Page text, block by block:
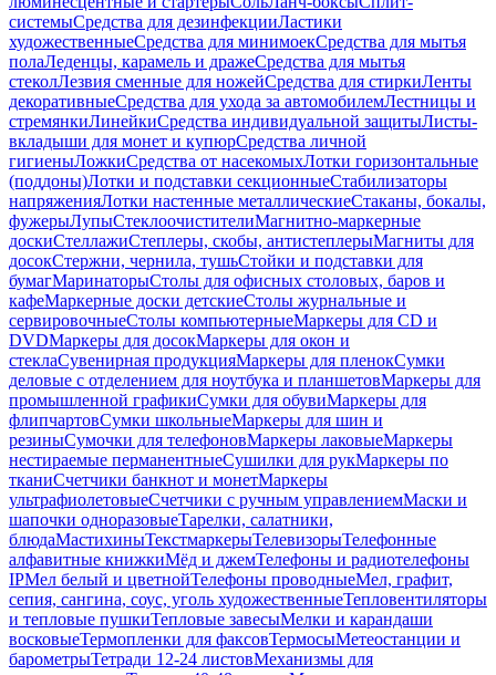
системыСредства для дезинфекцииЛастики
художественныеСредства для минимоекСредства для мытья
полаЛеденцы, карамель и дражеСредства для мытья
стеколЛезвия сменные для ножейСредства для стиркиЛенты
декоративныеСредства для ухода за автомобилемЛестницы и
стремянкиЛинейкиСредства индивидуальной защитыЛисты-
вкладыши для монет и купюрСредства личной
гигиеныЛожкиСредства от насекомыхЛотки горизонтальные
(поддоны)Лотки и подставки секционныеСтабилизаторы
напряженияЛотки настенные металлическиеСтаканы, бокалы,
фужерыЛупыСтеклоочистителиМагнитно-маркерные
доскиСтеллажиСтеплеры, скобы, антистеплерыМагниты для
досокСтержни, чернила, тушьСтойки и подставки для
бумагМаринаторыСтолы для офисных столовых, баров и
кафеМаркерные доски детскиеСтолы журнальные и
сервировочныеСтолы компьютерныеМаркеры для CD и
DVDМаркеры для досокМаркеры для окон и
стеклаСувенирная продукцияМаркеры для пленокСумки
деловые с отделением для ноутбука и планшетовМаркеры для
промышленной графикиСумки для обувиМаркеры для
флипчартовСумки школьныеМаркеры для шин и
резиныСумочки для телефоновМаркеры лаковыеМаркеры
нестираемые перманентныеСушилки для рукМаркеры по
тканиСчетчики банкнот и монетМаркеры
ультрафиолетовыеСчетчики с ручным управлениемМаски и
шапочки одноразовыеТарелки, салатники,
блюдаМастихиныТекстмаркерыТелевизорыТелефонные
алфавитные книжкиМёд и джемТелефоны и радиотелефоны
IPМел белый и цветнойТелефоны проводныеМел, графит,
сепия, сангина, соус, уголь художественныеТепловентиляторы
и тепловые пушкиТепловые завесыМелки и карандаши
восковыеТермопленки для факсовТермосыМетеостанции и
барометрыТетради 12-24 листовМеханизмы для